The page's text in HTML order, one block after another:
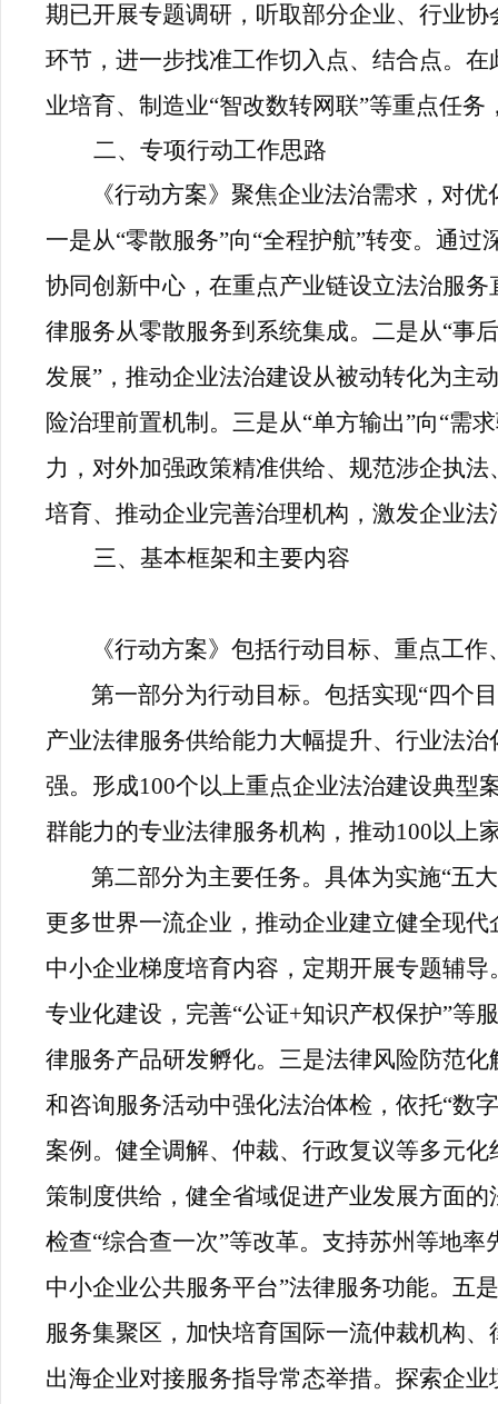
期已开展专题调研，听取部分企业、行业
环节，进一步找准工作切入点、结合点。
业培育、制造业“智改数转网联”等重点任
二、专项行动工作思路
《行动方案》聚焦企业法治需求，对
一是从“零散服务”向“全程护航”转变。通
协同创新中心，在重点产业链设立法治服
律服务从零散服务到系统集成。二是从“事
发展”，推动企业法治建设从被动转化为主
险治理前置机制。三是从“单方输出”向“需
力，对外加强政策精准供给、规范涉企执
培育、推动企业完善治理机构，激发企业
三、基本框架和主要内容
《行动方案》包括行动目标、重点工
第一部分为行动目标。包括实现“四个
产业法律服务供给能力大幅提升、行业法
强。形成100个以上重点企业法治建设典型
群能力的专业法律服务机构，推动100以上
第二部分为主要任务。具体为实施“五
更多世界一流企业，推动企业建立健全现
中小企业梯度培育内容，定期开展专题辅
专业化建设，完善“公证+知识产权保护”等
律服务产品研发孵化。三是法律风险防范
和咨询服务活动中强化法治体检，依托“数
案例。健全调解、仲裁、行政复议等多元
策制度供给，健全省域促进产业发展方面
检查“综合查一次”等改革。支持苏州等地
中小企业公共服务平台”法律服务功能。五
服务集聚区，加快培育国际一流仲裁机构
出海企业对接服务指导常态举措。探索企